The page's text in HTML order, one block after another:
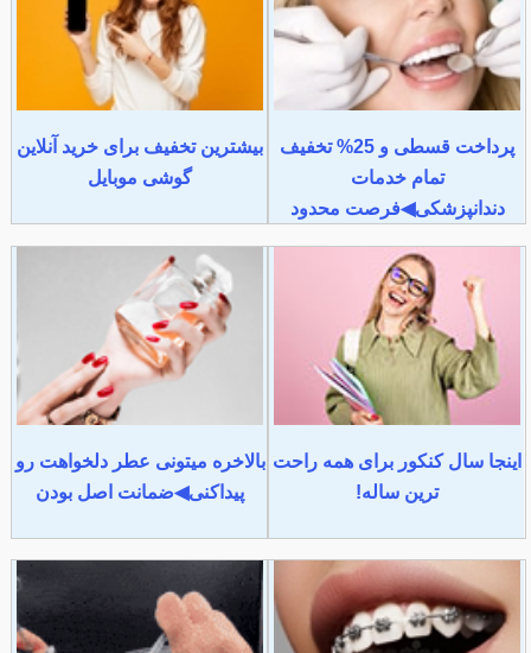
پرداخت قسطی و 25% تخفیف
تمام خدمات
دندانپزشکی◀فرصت محدود
بیشترین تخفیف برای خرید آنلاین
گوشی موبایل
اینجا سال کنکور برای همه راحت
ترین ساله!
بالاخره میتونی عطر دلخواهت رو
پیداکنی◀ضمانت اصل بودن